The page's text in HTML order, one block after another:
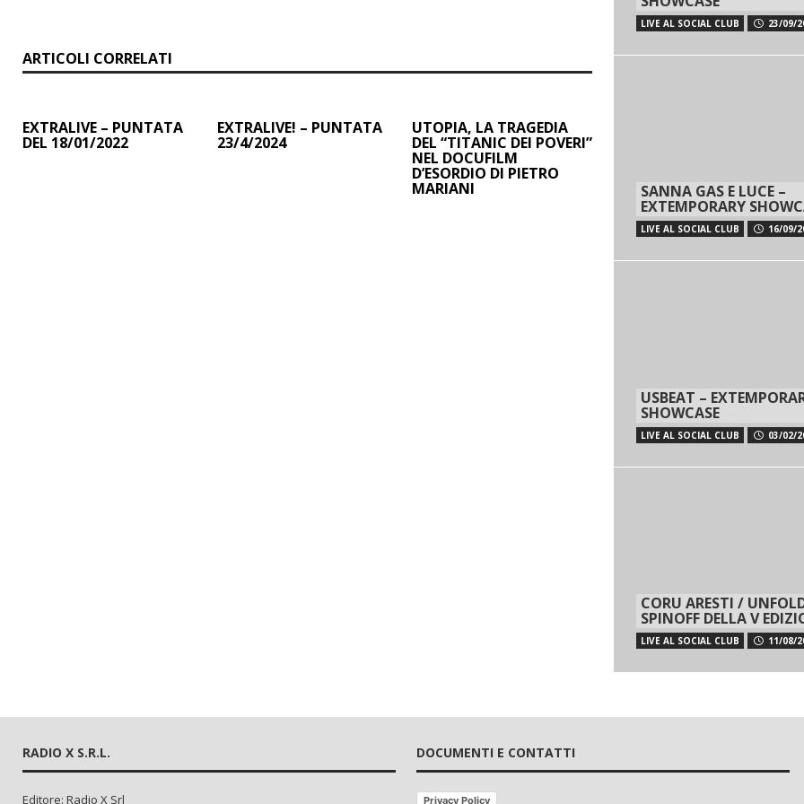
ARTICOLI CORRELATI
EXTRALIVE – PUNTATA
DEL 18/01/2022
EXTRALIVE! – PUNTATA
23/4/2024
UTOPIA, LA TRAGEDIA
DEL “TITANIC DEI POVERI”
NEL DOCUFILM
D’ESORDIO DI PIETRO
MARIANI
LIVE AL SOCIAL CLUB 23/09/
SANNA GAS E LUCE –
EXTEMPORARY
LIVE AL SOCIAL CLUB 16/09/
USBEAT –
SHOWCASE
LIVE AL SOCIAL CLUB 03/02/
CORU ARESTI /
SPINOFF DELLA V
LIVE AL SOCIAL CLUB 11/08/
RADIO X S.R.L.
Editore: Radio X Srl
DOCUMENTI E CONTATTI
Privacy Policy